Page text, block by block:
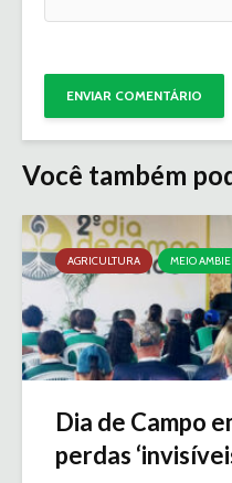
Você também
AGRICULTURA MEIO
Dia de Campo
perdas